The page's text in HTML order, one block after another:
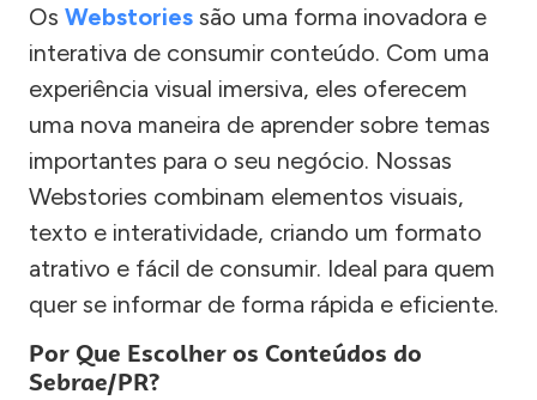
Os Webstories são uma forma inovadora e
interativa de consumir conteúdo. Com uma
experiência visual imersiva, eles oferecem
uma nova maneira de aprender sobre temas
importantes para o seu negócio. Nossas
Webstories combinam elementos visuais,
texto e interatividade, criando um formato
atrativo e fácil de consumir. Ideal para quem
quer se informar de forma rápida e eficiente.
Por Que Escolher os Conteúdos do
Sebrae/PR?